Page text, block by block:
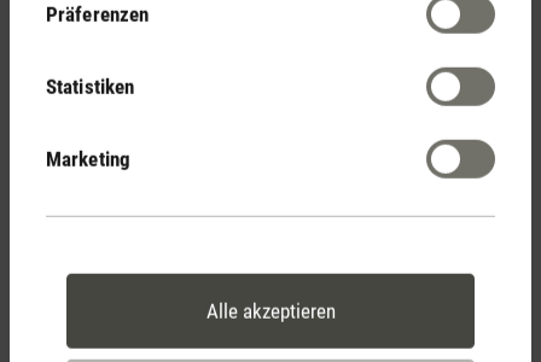
Präferenzen
Statistiken
Marketing
Alle akzeptieren
eigenem Servicecenter